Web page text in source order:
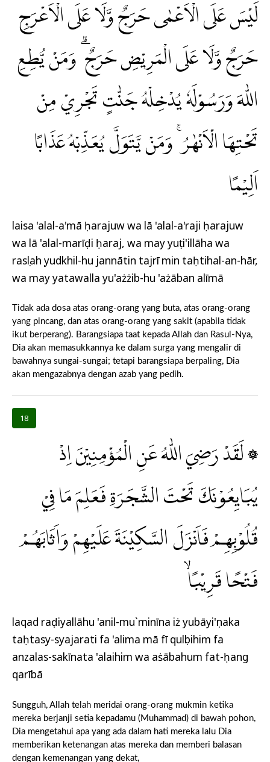
لَيْسَ عَلَى الْاَعْمٰى حَرَجٌ وَّلَا عَلَى الْاَعْرَجِ
حَرَجٌ وَّلَا عَلَى الْمَرِيْضِ حَرَجٌ ۗ وَمَنْ يُّطِعِ
اللّٰهَ وَرَسُوْلَهٗ يُدْخِلْهُ جَنّٰتٍ تَجْرِيْ مِنْ
تَحْتِهَا الْاَنْهٰرُ ۚ وَمَنْ يَّتَوَلَّ يُعَذِّبْهُ عَذَابًا
اَلِيْمًا
laisa 'alal-a'mā ḥarajuw wa lā 'alal-a'raji ḥarajuw
wa lā 'alal-marīḍi ḥaraj, wa may yuṭi'illāha wa
rasụlahụ yudkhil-hu jannātin tajrī min taḥtihal-an-hār,
wa may yatawalla yu'ażżib-hu 'ażāban alīmā
Tidak ada dosa atas orang-orang yang buta, atas orang-orang
yang pincang, dan atas orang-orang yang sakit (apabila tidak
ikut berperang). Barangsiapa taat kepada Allah dan Rasul-Nya,
Dia akan memasukkannya ke dalam surga yang mengalir di
bawahnya sungai-sungai; tetapi barangsiapa berpaling, Dia
akan mengazabnya dengan azab yang pedih.
18
۞ لَقَدْ رَضِيَ اللّٰهُ عَنِ الْمُؤْمِنِيْنَ اِذْ
يُبَايِعُوْنَكَ تَحْتَ الشَّجَرَةِ فَعَلِمَ مَا فِيْ
قُلُوْبِهِمْ فَاَنْزَلَ السَّكِيْنَةَ عَلَيْهِمْ وَاَثَابَهُمْ
فَتْحًا قَرِيْبًاۙ
laqad raḍiyallāhu 'anil-mu`minīna iż yubāyi'ụnaka
taḥtasy-syajarati fa 'alima mā fī qulụbihim fa
anzalas-sakīnata 'alaihim wa aṡābahum fat-ḥang
qarībā
Sungguh, Allah telah meridai orang-orang mukmin ketika
mereka berjanji setia kepadamu (Muhammad) di bawah pohon,
Dia mengetahui apa yang ada dalam hati mereka lalu Dia
memberikan ketenangan atas mereka dan memberi balasan
dengan kemenangan yang dekat,